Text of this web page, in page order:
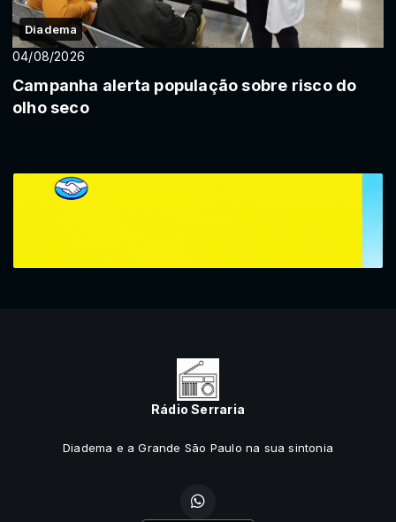
Diadema
04/08/2026
Campanha alerta população sobre risco do
olho seco
Rádio Serraria
Diadema e a Grande São Paulo na sua sintonia